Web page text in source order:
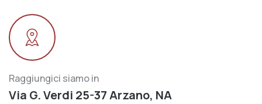
Raggiungici siamo in
Via G. Verdi 25-37 Arzano, NA